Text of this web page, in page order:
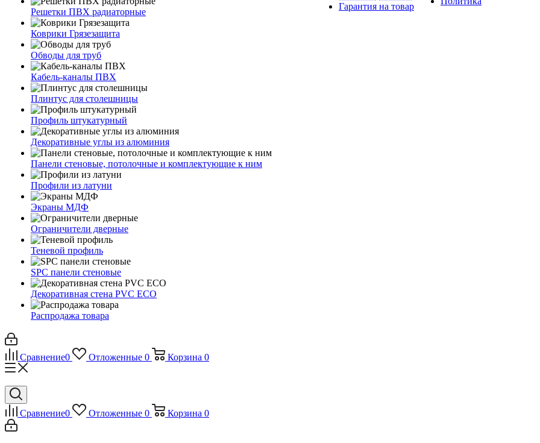
Решетки ПВХ радиаторные
Коврики Грязезащита
Обводы для труб
Кабель-каналы ПВХ
Плинтус для столешницы
Профиль штукатурный
Декоративные углы из алюминия
Панели стеновые, потолочные и комплектующие к ним
Профили из латуни
Экраны МДФ
Ограничители дверные
Теневой профиль
SPC панели стеновые
Декоративная стена PVC ECO
Распродажа товара
Гарантия на товар
Сравнение0 Отложенные 0 Корзина 0
Сравнение0 Отложенные 0 Корзина 0